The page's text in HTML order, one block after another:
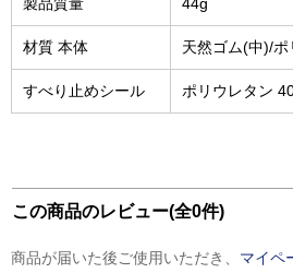
材質 本体 天然ゴム(中)/
すべり止めシール ポリウレタン
この商品のレビュー(全0件)
商品が届いた後ご使用いただき、 マイペ